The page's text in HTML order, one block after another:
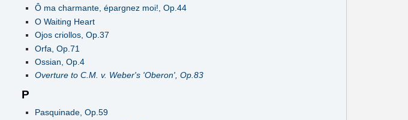
Ô ma charmante, épargnez moi!, Op.44
O Waiting Heart
Ojos criollos, Op.37
Orfa, Op.71
Ossian, Op.4
Overture to C.M. v. Weber's 'Oberon', Op.83
P
Pasquinade, Op.59